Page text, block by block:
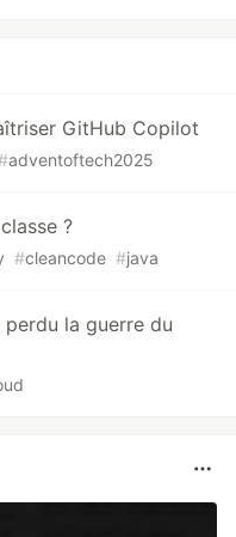
GitHub Copilot
adventoftech2025
?
#cleancode #java
la guerre du